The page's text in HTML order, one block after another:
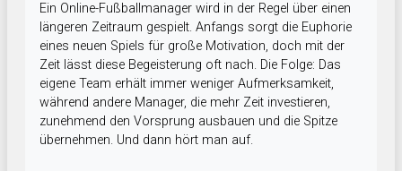
Ein Online-Fußballmanager wird in der Regel über einen
längeren Zeitraum gespielt. Anfangs sorgt die Euphorie
eines neuen Spiels für große Motivation, doch mit der
Zeit lässt diese Begeisterung oft nach. Die Folge: Das
eigene Team erhält immer weniger Aufmerksamkeit,
während andere Manager, die mehr Zeit investieren,
zunehmend den Vorsprung ausbauen und die Spitze
übernehmen. Und dann hört man auf.